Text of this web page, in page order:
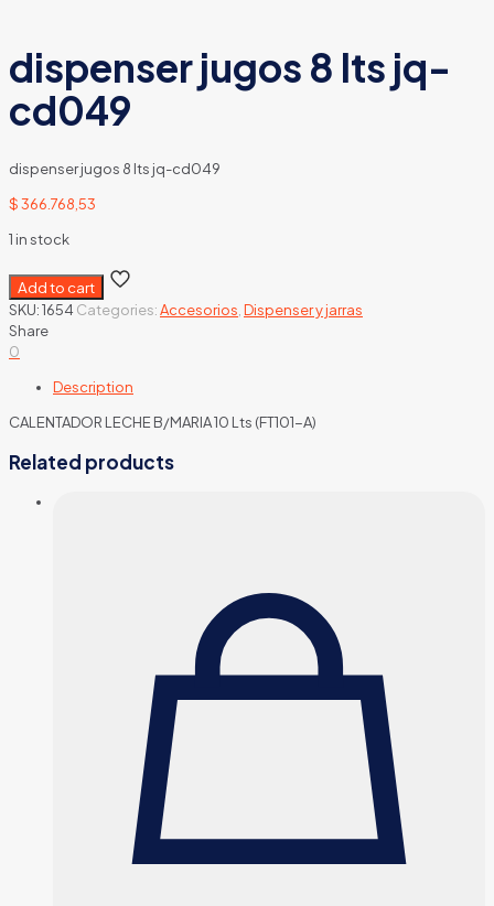
dispenser jugos 8 lts jq-
cd049
dispenser jugos 8 lts jq-cd049
$366.768,53
1 in stock
Add to cart
SKU:1654 Categories:Accesorios Dispenser y jarras
Share
0
Description
CALENTADOR LECHE B/MARIA 10 Lts (FT101-A)
Related products